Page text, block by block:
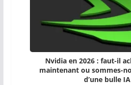
Nvidia en 2026 : faut-il
maintenant ou sommes-
d’une bulle